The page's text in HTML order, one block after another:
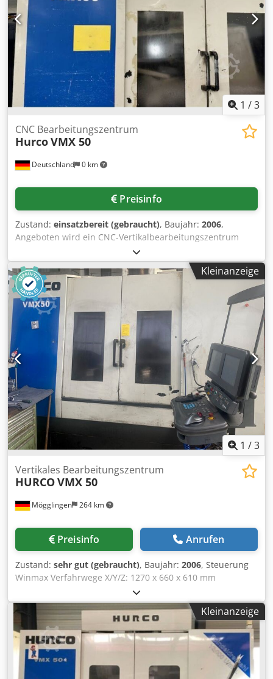
1 /3
Deutschland 0 km
CNC Bearbeitungszentrum
HurcoVMX 50
Preisinfo
Zustand: einsatzbereit (gebraucht), Baujahr: 2006,
Angeboten wird ein CNC-Vertikalbearbeitungszentrum
Hurco inklusive Ersatzteilen. Verfahrweg X/Y/Z:
1270mm/660mm/610mm, Tischdimensionen X/Y:
1500mm/660mm, max. Tischbelastung: ca. 1360kg,
Spindeldrehzahl: 10000U/min, Spindelaufnahme: SK40,
Hauptantriebsleistung: ca. 18,5kW, Werkzeugplätze: 24,
Vorschub X/Y: 30m/min, Vorschub Z: 20m/min, Eilgang X/Y:
30m/min, Eilgang Z: 20m/min, Betriebsstundenzähler
Spindel: ca. 7676h, Steuerung: Hurco Ultimax.
Maschinendimensionen X/Y/Z: ca.
3300mm/2800mm/3000mm, Maschinengewicht: ca.
9000kg. Besichtigung nach Absprache möglich. Cedpfx
Akszkvmfo Uoha
Kleinanzeige
1 /3
Mögglingen 264 km
Vertikales Bearbeitungszentrum
HURCOVMX 50
Preisinfo Anrufen
Zustand: sehr gut (gebraucht), Baujahr: 2006, Steuerung
Winmax Verfahrwege X/Y/Z: 1270 x 660 x 610 mm
Spindeldrehzahl 10.000 min-1 Chedpfx Akezfx Uno Usa
Werkzeugmagazin für 24 Wkz., SK 40 IKZ 20 bar
Taschenfräsen mit Inseln Synchrongewindeschneiden
Kleinanzeige